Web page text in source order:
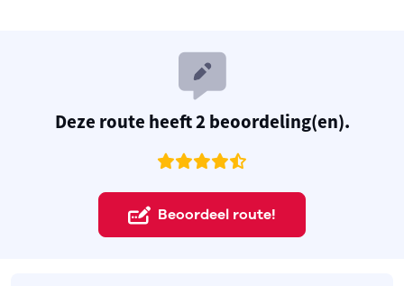
Deze route heeft 2 beoordeling(en).
Beoordeel route!